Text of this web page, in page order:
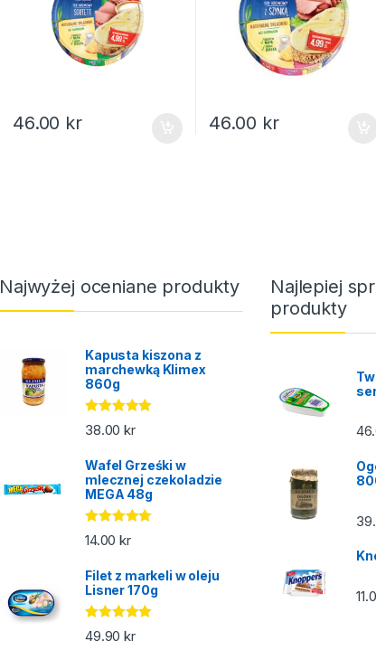
46.00 kr 46.00 kr
Najwyżej oceniane produkty
Kapusta kiszona z
marchewką Klimex
860g
Oceniono
5.00na 5
38.00kr
Wafel Grześki w
mlecznej czekoladzie
MEGA 48g
Oceniono
5.00na 5
14.00kr
Filet z markeli w oleju
Lisner 170g
Oceniono
5.00na 5
49.90kr
Najlepiej
produkty